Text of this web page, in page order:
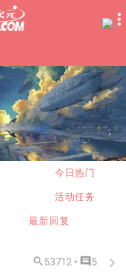
今日热门
活动任务
最新回复
 53712 •  5